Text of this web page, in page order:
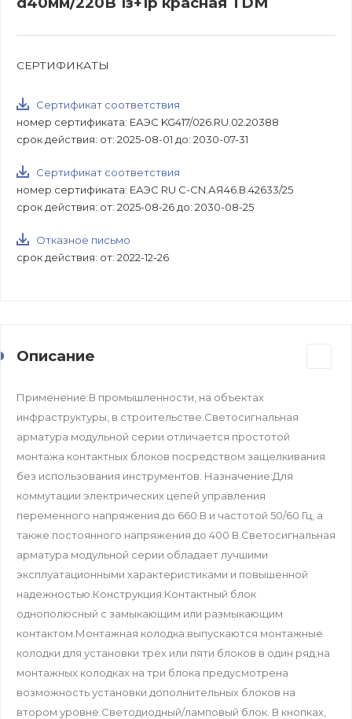
СЕРТИФИКАТЫ
Сертификат соответствия
номер сертификата: ЕАЭС KG417/026.RU.02.20388
срок действия: от: 2025-08-01 до: 2030-07-31
Сертификат соответствия
номер сертификата: ЕАЭС RU С-CN.АЯ46.В.42633/25
срок действия: от: 2025-08-26 до: 2030-08-25
Отказное письмо
срок действия: от: 2022-12-26
Описание
Применение:В промышленности, на объектах
инфраструктуры, в строительстве.Светосигнальная
арматура модульной серии отличается простотой
монтажа контактных блоков посредством защелкивания
без использования инструментов. Назначение:Для
коммутации электрических цепей управления
переменного напряжения до 660 В и частотой 50/60 Гц, а
также постоянного напряжения до 400 В.Светосигнальная
арматура модульной серии обладает лучшими
эксплуатационными характеристиками и повышенной
надежностью.Конструкция:Контактный блок
однополюсный с замыкающим или размыкающим
контактом.Монтажная колодка:выпускаются монтажные
колодки для установки трех или пяти блоков в один ряд;на
монтажных колодках на три блока предусмотрена
возможность установки дополнительных блоков на
втором уровне.Светодиодный/ламповый блок. В кнопках,